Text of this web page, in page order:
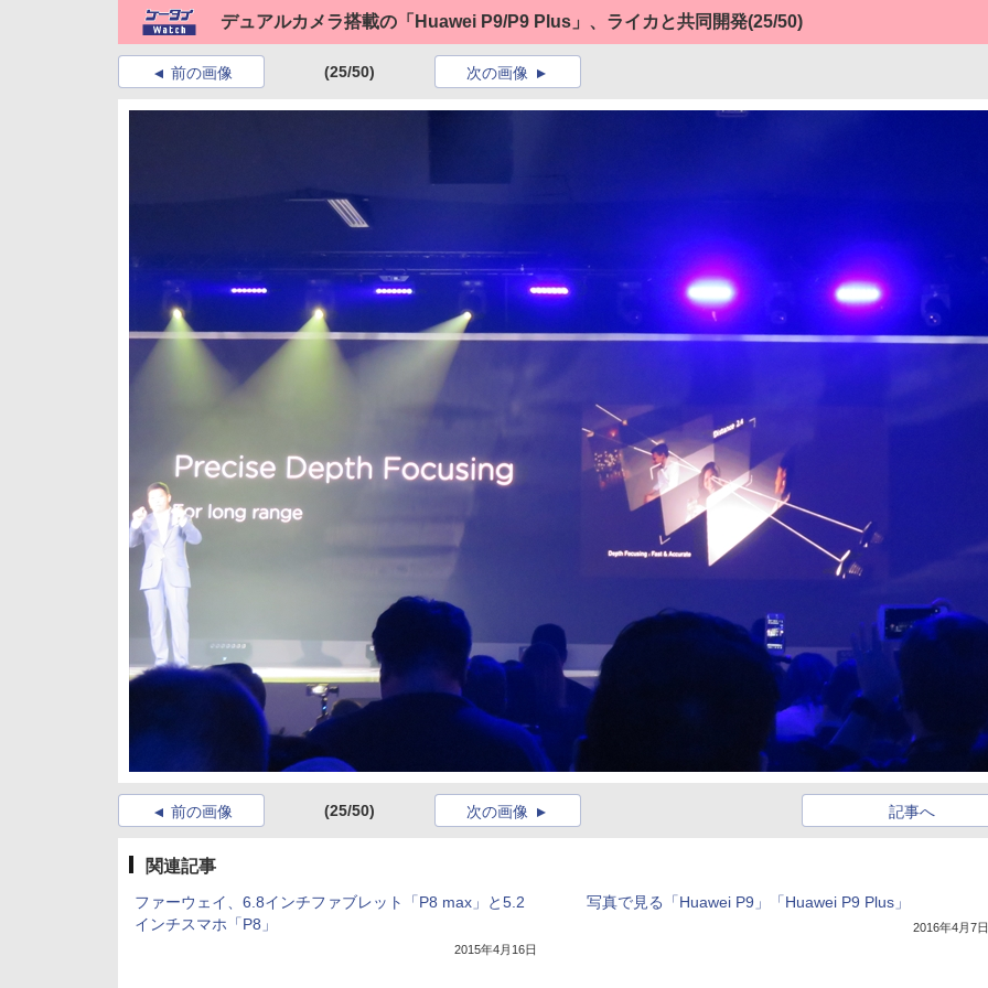
デュアルカメラ搭載の「Huawei P9/P9 Plus」、ライカと共同開発(25/50)
前の画像 (25/50) 次の画像
前の画像 (25/50) 記事へ
次の画像
関連記事
ファーウェイ、6.8インチファブレット「P8 max」と5.2
インチスマホ「P8」
2015年4月16日
写真で見る「Huawei P9」「Huawei P9 Plus」
2016年4月7日